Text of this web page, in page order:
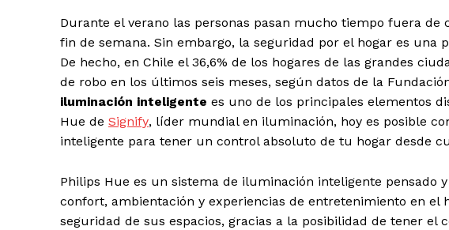
Durante el verano las personas pasan mucho tiempo fuera de
fin de semana. Sin embargo, la seguridad por el hogar es una
De hecho, en Chile el 36,6% de los hogares de las grandes
de robo en los últimos seis meses, según datos de la
iluminación inteligente es uno de los principales elementos
Hue de Signify, líder mundial en iluminación, hoy es posible
inteligente para tener un control absoluto de tu hogar desde
Philips Hue es un sistema de iluminación inteligente pensado
confort, ambientación y experiencias de entretenimiento en
seguridad de sus espacios, gracias a la posibilidad de tener